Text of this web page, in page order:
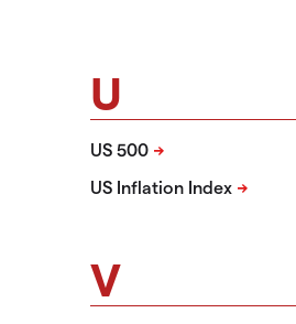
U
US 500
US Inflation Index
V